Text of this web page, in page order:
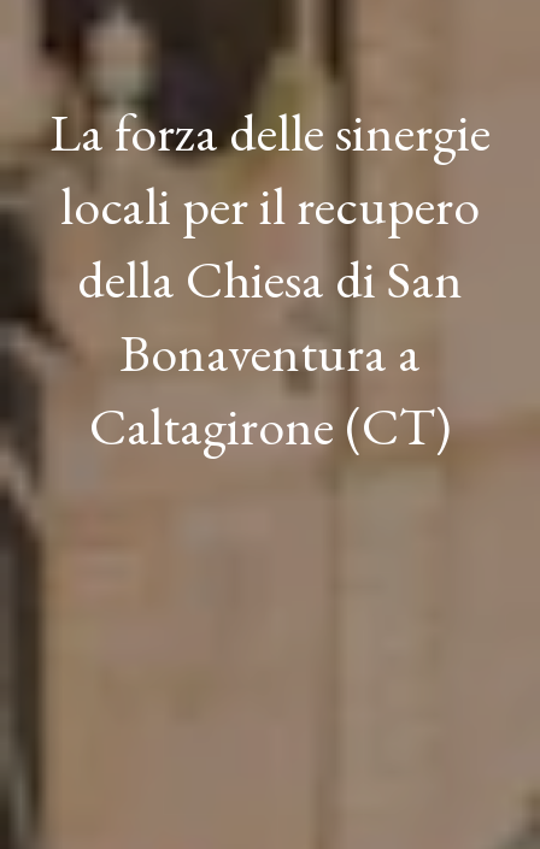
La forza delle sinergie
locali per il recupero
della Chiesa di San
Bonaventura a
Caltagirone (CT)